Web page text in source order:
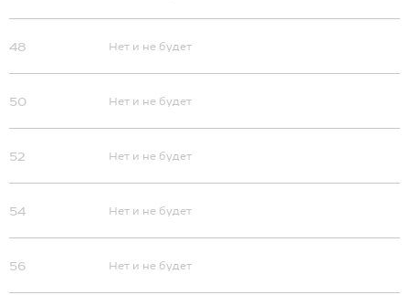
48 Нет и не будет
50 Нет и не будет
52 Нет и не будет
54 Нет и не будет
56 Нет и не будет